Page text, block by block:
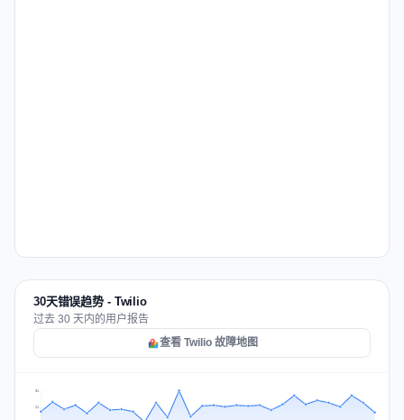
30天错误趋势 - Twilio
过去 30 天内的用户报告
查看 Twilio 故障地图
61
81